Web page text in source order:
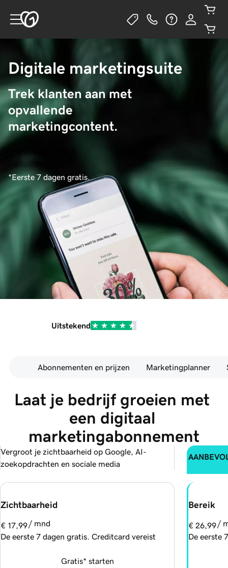
Digitale marketingsuite
Trek klanten aan met
opvallende
marketingcontent.
*Eerste 7 dagen gratis.
Uitstekend
Abonnementen en prijzen Marketingplanner
Laat je bedrijf groeien met
een digitaal
marketingabonnement
Zichtbaarheid
Vergroot je zichtbaarheid op Google, AI-
zoekopdrachten en sociale media
€ 17,99 / mnd
De eerste 7 dagen gratis. Creditcard vereist
Gratis* starten
Bereik
€ 26,99 /
De eerste